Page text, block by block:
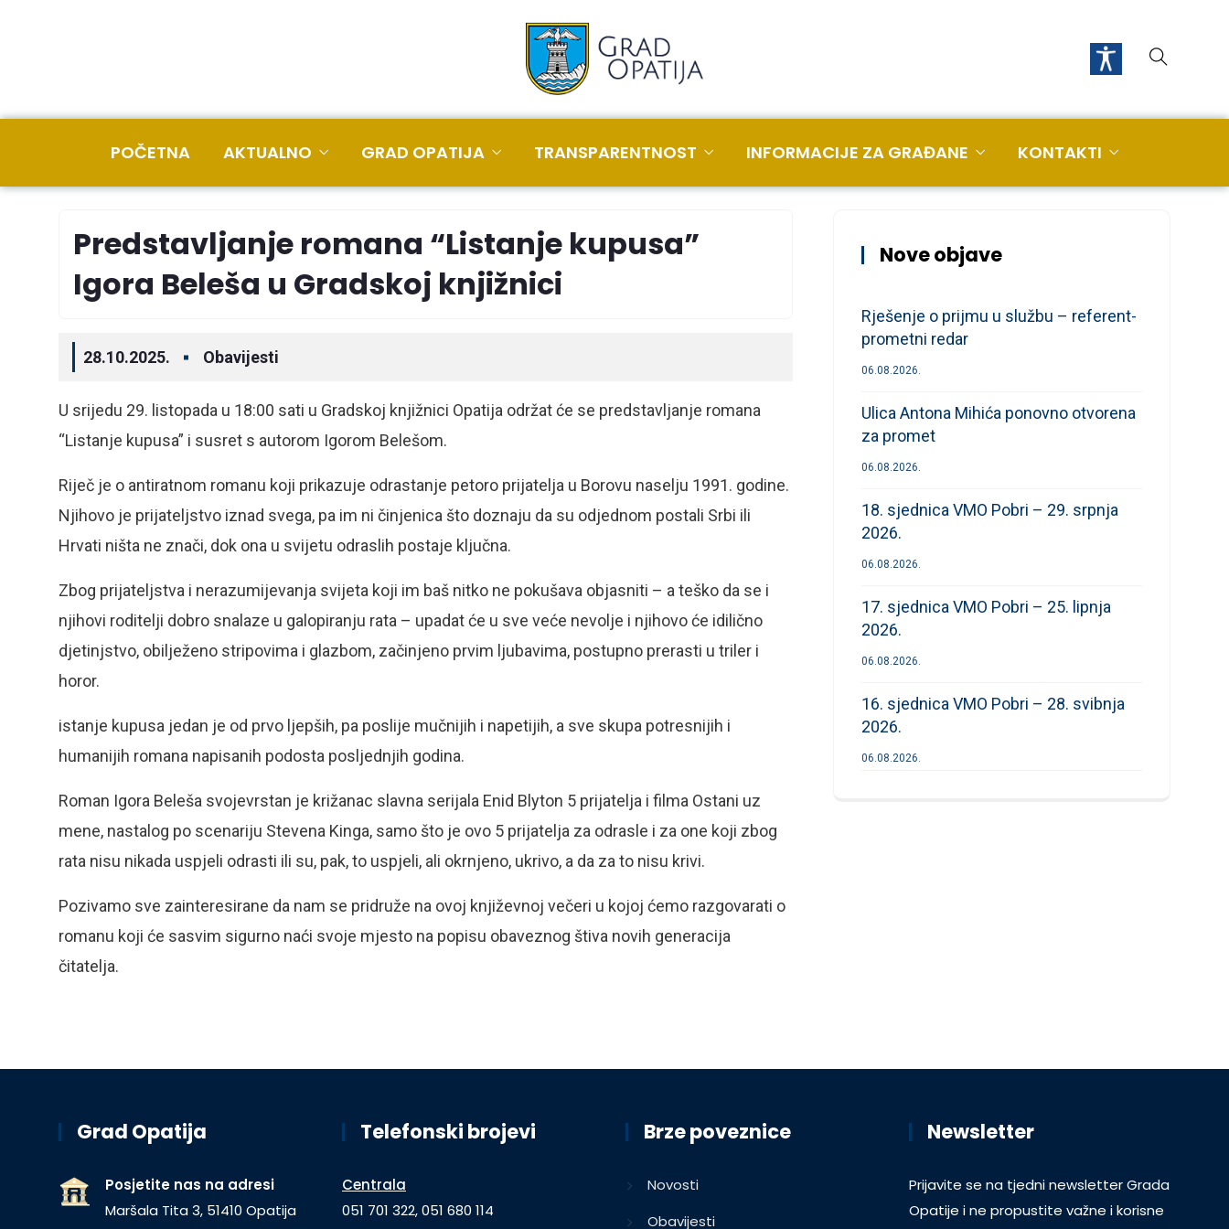
POČETNA AKTUALNO GRAD OPATIJA TRANSPARENTNOST INFORMACIJE ZA GRAĐANE KONTAKTI
Predstavljanje romana “Listanje kupusa”
Igora Beleša u Gradskoj knjižnici
28.10.2025. Obavijesti
U srijedu 29. listopada u 18:00 sati u Gradskoj knjižnici Opatija održat će se predstavljanje romana
“Listanje kupusa” i susret s autorom Igorom Belešom.
Riječ je o antiratnom romanu koji prikazuje odrastanje petoro prijatelja u Borovu naselju 1991. godine.
Njihovo je prijateljstvo iznad svega, pa im ni činjenica što doznaju da su odjednom postali Srbi ili
Hrvati ništa ne znači, dok ona u svijetu odraslih postaje ključna.
Zbog prijateljstva i nerazumijevanja svijeta koji im baš nitko ne pokušava objasniti – a teško da se i
njihovi roditelji dobro snalaze u galopiranju rata – upadat će u sve veće nevolje i njihovo će idilično
djetinjstvo, obilježeno stripovima i glazbom, začinjeno prvim ljubavima, postupno prerasti u triler i
horor.
istanje kupusa jedan je od prvo ljepših, pa poslije mučnijih i napetijih, a sve skupa potresnijih i
humanijih romana napisanih podosta posljednjih godina.
Roman Igora Beleša svojevrstan je križanac slavna serijala Enid Blyton 5 prijatelja i filma Ostani uz
mene, nastalog po scenariju Stevena Kinga, samo što je ovo 5 prijatelja za odrasle i za one koji zbog
rata nisu nikada uspjeli odrasti ili su, pak, to uspjeli, ali okrnjeno, ukrivo, a da za to nisu krivi.
Pozivamo sve zainteresirane da nam se pridruže na ovoj književnoj večeri u kojoj ćemo razgovarati o
romanu koji će sasvim sigurno naći svoje mjesto na popisu obaveznog štiva novih generacija
čitatelja.
Nove objave
Rješenje o prijmu u službu – referent-
prometni redar
06.08.2026.
Ulica Antona Mihića ponovno otvorena
za promet
06.08.2026.
18. sjednica VMO Pobri – 29. srpnja
2026.
06.08.2026.
17. sjednica VMO Pobri – 25. lipnja
2026.
06.08.2026.
16. sjednica VMO Pobri – 28. svibnja
2026.
06.08.2026.
Grad Opatija
Posjetite nas na adresi
Maršala Tita 3, 51410 Opatija
Telefonski brojevi
Centrala
051 701 322, 051 680 114
Brze poveznice
Novosti
Obavijesti
Newsletter
Prijavite se na tjedni newsletter Grada
Opatije i ne propustite važne i korisne